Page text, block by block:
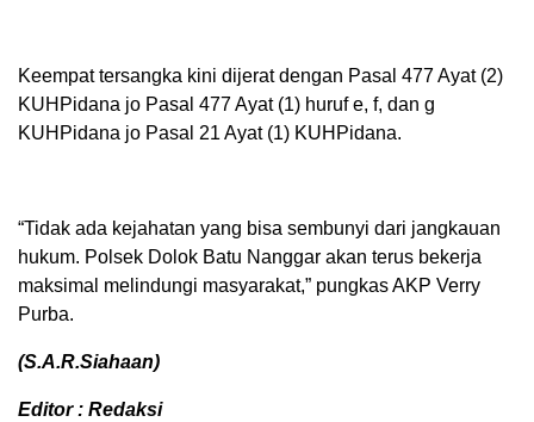
Keempat tersangka kini dijerat dengan Pasal 477 Ayat (2)
KUHPidana jo Pasal 477 Ayat (1) huruf e, f, dan g
KUHPidana jo Pasal 21 Ayat (1) KUHPidana.
“Tidak ada kejahatan yang bisa sembunyi dari jangkauan
hukum. Polsek Dolok Batu Nanggar akan terus bekerja
maksimal melindungi masyarakat,” pungkas AKP Verry
Purba.
(S.A.R.Siahaan)
Editor : Redaksi